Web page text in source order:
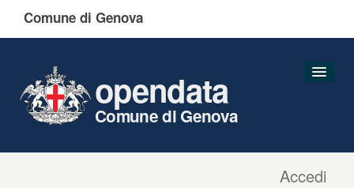
Comune di Genova
Accedi
opendata
Comune di Genova